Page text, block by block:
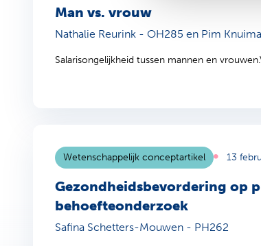
Man vs. vrouw
Nathalie Reurink - OH285 en Pim
Salarisongelijkheid tussen mannen en
Gezondheidsbevordering op
behoefteonderzoek
Safina Schetters-Mouwen - PH262
Wetenschappelijk conceptartikel 13